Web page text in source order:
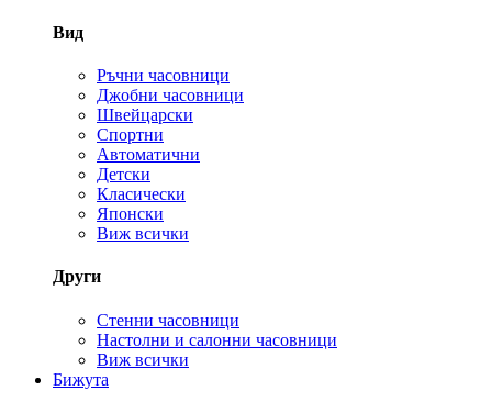
Вид
Ръчни часовници
Джобни часовници
Швейцарски
Спортни
Автоматични
Детски
Класически
Японски
Виж всички
Други
Стенни часовници
Настолни и салонни часовници
Виж всички
Бижута